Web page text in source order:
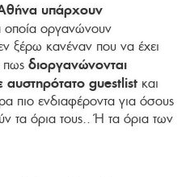
υπάρχουν
οποία οργανώνουν
ξέρω κανέναν που να έχει
πως διοργανώνονται
αυστηρότατο guestlist και
πιο ενδιαφέροντα για όσους
τα όρια τους.. Ή τα όρια των